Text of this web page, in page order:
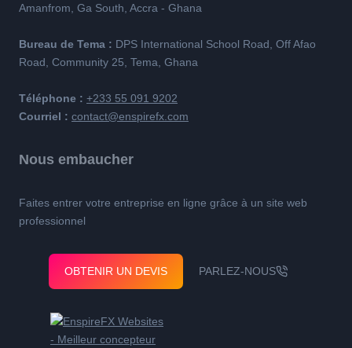
Amanfrom, Ga South, Accra - Ghana
Bureau de Tema : DPS International School Road, Off Afao
Road, Community 25, Tema, Ghana
Téléphone : +233 55 091 9202
Courriel : contact@enspirefx.com
Nous embaucher
Faites entrer votre entreprise en ligne grâce à un site web
professionnel
OBTENIR UN DEVIS PARLEZ-NOUS